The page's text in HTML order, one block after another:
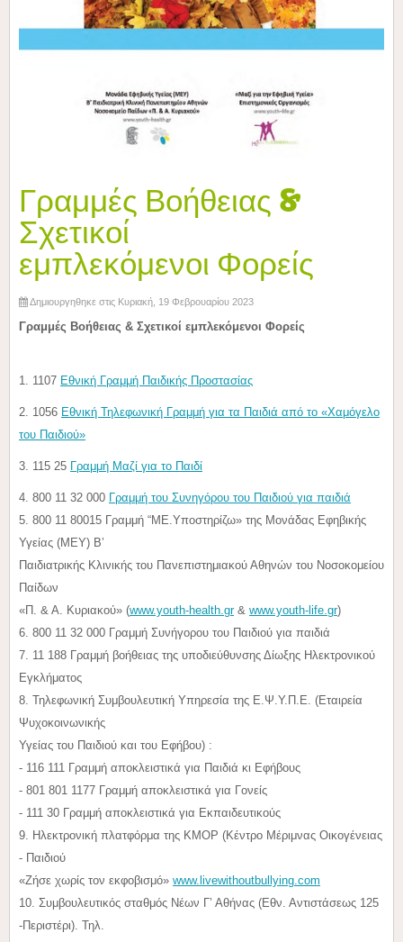
Γραμμές Βοήθειας &
Σχετικοί
εμπλεκόμενοι Φορείς
Δημιουργηθηκε στις Κυριακή, 19 Φεβρουαρίου 2023
Γραμμές Βοήθειας & Σχετικοί εμπλεκόμενοι Φορείς
1. 1107 Εθνική Γραμμή Παιδικής Προστασίας
2. 1056 Εθνική Τηλεφωνική Γραμμή για τα Παιδιά από το «Χαμόγελο
του Παιδιού»
3. 115 25 Γραμμή Μαζί για το Παιδί
4. 800 11 32 000 Γραμμή του Συνηγόρου του Παιδιού για παιδιά
5. 800 11 80015 Γραμμή “ME.Yποστηρίζω» της Μονάδας Εφηβικής
Υγείας (ΜΕΥ) Β’
Παιδιατρικής Κλινικής του Πανεπιστημιακού Αθηνών του Νοσοκομείου
Παίδων
«Π. & Α. Κυριακού» (www.youth-health.gr& www.youth-life.gr)
6. 800 11 32 000 Γραμμή Συνήγορου του Παιδιού για παιδιά
7. 11 188 Γραμμή βοήθειας της υποδιεύθυνσης Δίωξης Ηλεκτρονικού
Εγκλήματος
8. Τηλεφωνική Συμβουλευτική Υπηρεσία της Ε.Ψ.Υ.Π.Ε. (Εταιρεία
Ψυχοκοινωνικής
Υγείας του Παιδιού και του Εφήβου) :
- 116 111 Γραμμή αποκλειστικά για Παιδιά κι Εφήβους
- 801 801 1177 Γραμμή αποκλειστικά για Γονείς
- 111 30 Γραμμή αποκλειστικά για Εκπαιδευτικούς
9. Ηλεκτρονική πλατφόρμα της KMOP (Κέντρο Μέριμνας Οικογένειας
- Παιδιού
«Ζήσε χωρίς τον εκφοβισμό» www.livewithoutbullying.com
10. Συμβουλευτικός σταθμός Νέων Γ’ Αθήνας (Εθν. Αντιστάσεως 125
-Περιστέρι). Τηλ.